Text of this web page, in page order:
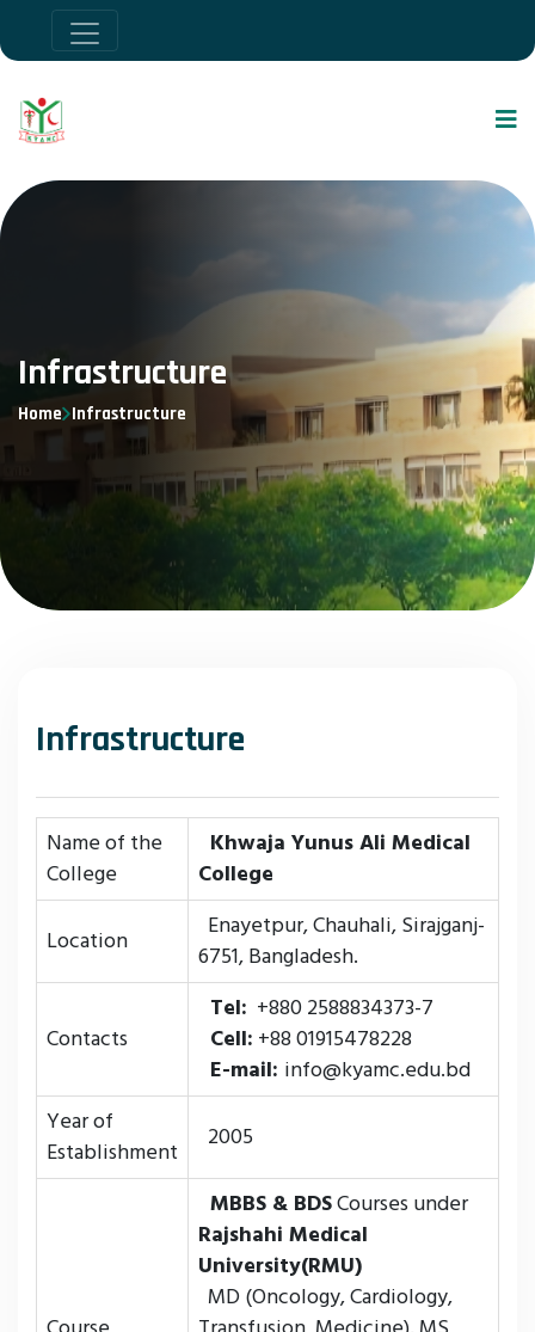
Infrastructure
Home Infrastructure
Infrastructure
Name of the
College
Khwaja Yunus Ali Medical
College
Location
Enayetpur, Chauhali, Sirajganj-
6751, Bangladesh.
Contacts
Tel: +880 2588834373-7
Cell: +88 01915478228
E-mail: info@kyamc.edu.bd
Year of
Establishment
2005
MBBS & BDSCourses under
Rajshahi Medical
University(RMU)
MD (Oncology, Cardiology,